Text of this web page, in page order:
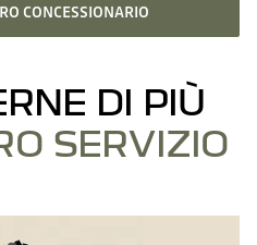
CONCESSIONARIO
DI PIÙ
SERVIZIO